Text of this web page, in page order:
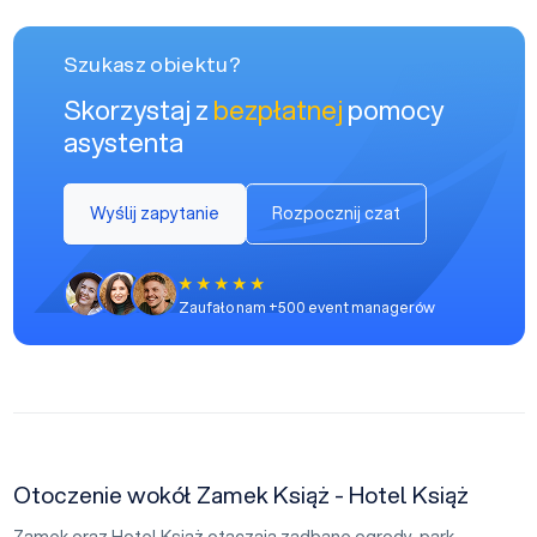
Szukasz obiektu?
Skorzystaj zbezpłatnejpomocy
asystenta
Wyślij zapytanie Rozpocznij czat
Zaufało nam +500 event managerów
Otoczenie wokół Zamek Książ - Hotel Książ